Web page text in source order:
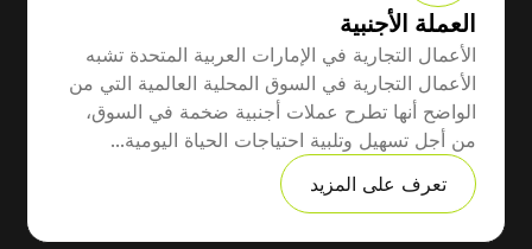
العملة الأجنبية
الأعمال التجارية في الإمارات العربية المتحدة تشبه
الأعمال التجارية في السوق المحلية العالمية التي من
الواضح أنها تطرح عملات أجنبية ضخمة في السوق،
من أجل تسهيل وتلبية احتياجات الحياة اليومية...
تعرف على المزيد